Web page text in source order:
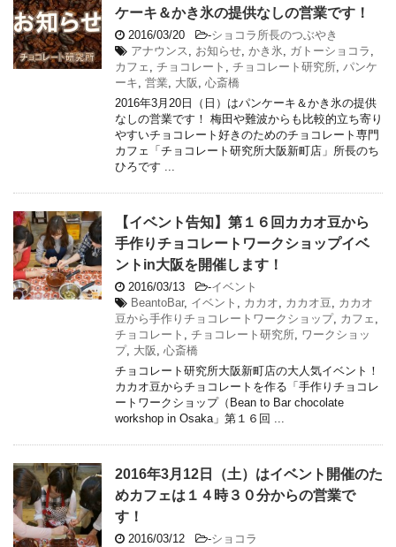
ケーキ＆かき氷の提供なしの営業です！
2016/03/20 -ショコラ所長のつぶやき
アナウンス , お知らせ, かき氷, ガトーショコラ ,
カフェ , チョコレート , チョコレート研究所, パンケ
ーキ, 営業, 大阪 , 心斎橋
2016年3月20日（日）はパンケーキ＆かき氷の提供
なしの営業です！ 梅田や難波からも比較的立ち寄り
やすいチョコレート好きのためのチョコレート専門
カフェ「チョコレート研究所大阪新町店」所長のち
ひろです ...
【イベント告知】第１６回カカオ豆から
手作りチョコレートワークショップイベ
ントin大阪を開催します！
2016/03/13 -イベント
BeantoBar, イベント , カカオ, カカオ豆, カカオ
豆から手作りチョコレートワークショップ, カフェ ,
チョコレート , チョコレート研究所, ワークショッ
プ, 大阪 , 心斎橋
チョコレート研究所大阪新町店の大人気イベント！
カカオ豆からチョコレートを作る「手作りチョコレ
ートワークショップ（Bean to Bar chocolate
workshop in Osaka」第１６回 ...
2016年3月12日（土）はイベント開催のた
めカフェは１４時３０分からの営業で
す！
2016/03/12 -ショコラ